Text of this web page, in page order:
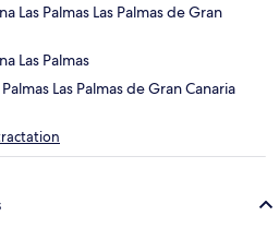
Las Palmas Las Palmas de Gran
Las Palmas
Las Palmas de Gran Canaria